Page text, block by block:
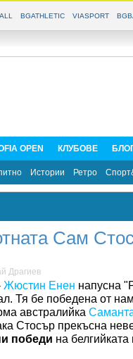
BGATHLETIC VIASPORT
OPEN КЛУБОВЕ
Истории Ретро
Сам
Драгиев
Жюстин Енен напусна
Тя бе победена от
австралийка
Стосър прекъсна
победи на